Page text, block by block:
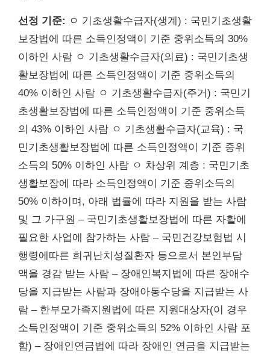
선정 기준: ㅇ 기초생활수급자(생계) : 국민기초생활
보장법에 따른 소득인정액이 기준 중위소득의 30%
이하인 사람 ㅇ 기초생활수급자(의료) : 국민기초생
활보장법에 따른 소득인정액이 기준 중위소득의
40% 이하인 사람 ㅇ 기초생활수급자(주거) : 국민기
초생활보장법에 따른 소득인정액이 기준 중위소득
의 43% 이하인 사람 ㅇ 기초생활수급자(교육) : 국
민기초생활보장법에 따른 소득인정액이 기준 중위
소득의 50% 이하인 사람 ㅇ 차상위 계층 : 국민기초
생활보장에 따라 소득인정액이 기준 중위소득의
50% 이하이며, 아래 법률에 따라 지원을 받는 사람
및 그 가구원 – 국민기초생활보장법에 따른 자활에
필요한 사업에 참가하는 사람 – 국민건강보험법 시
행령에따른 희귀난치성질환자 등으로서 본인부담
액을 경감 받는 사람 – 장애인복지법에 따른 장애수
당을 지급받는 사람과 장애아동수당을 지급받는 사
람 – 한부모가족지원법에 따른 지원대상자(이 경우
소득인정액이 기준 중위소득의 52% 이하인 사람 포
함) – 장애인연금법에 따라 장애인 연금을 지급받는